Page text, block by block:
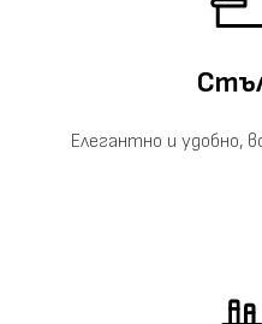
Елегантно и удобно,